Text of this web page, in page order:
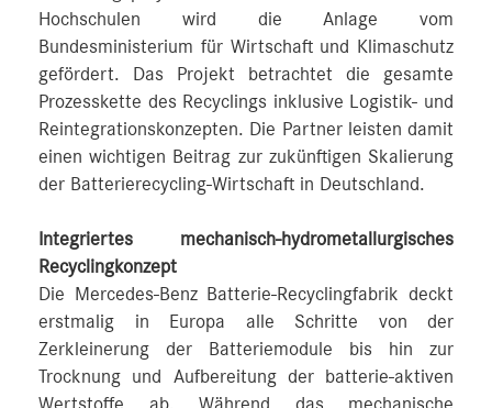
Hochschulen wird die Anlage vom
Bundesministerium für Wirtschaft und Klimaschutz
gefördert. Das Projekt betrachtet die gesamte
Prozesskette des Recyclings inklusive Logistik- und
Reintegrationskonzepten. Die Partner leisten damit
einen wichtigen Beitrag zur zukünftigen Skalierung
der Batterierecycling-Wirtschaft in Deutschland.
Integriertes mechanisch-hydrometallurgisches
Recyclingkonzept
Die Mercedes-Benz Batterie-Recyclingfabrik deckt
erstmalig in Europa alle Schritte von der
Zerkleinerung der Batteriemodule bis hin zur
Trocknung und Aufbereitung der batterie-aktiven